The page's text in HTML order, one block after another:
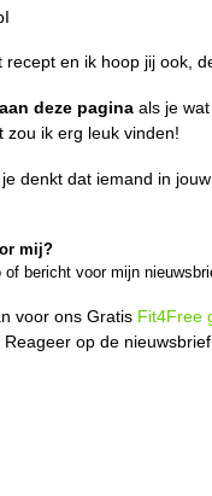
en ik hoop jij ook,
deze pagina als je
zou ik erg leuk vinden!
denkt dat iemand in
mij?
of bericht voor mijn
voor ons Gratis Fit4Free
Reageer op de